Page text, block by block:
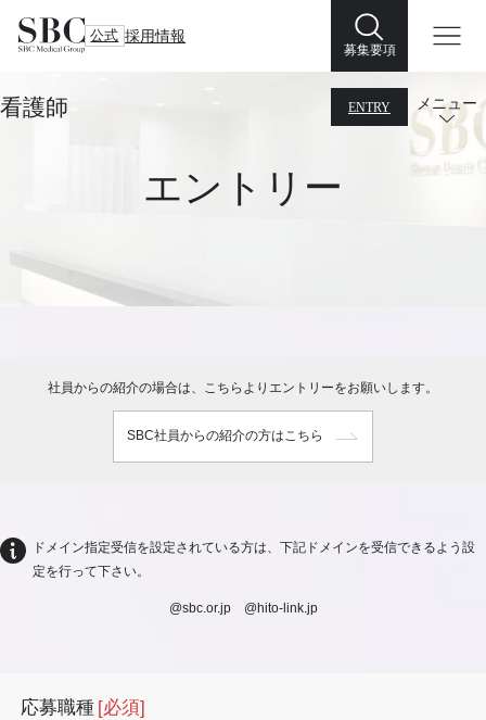
公式 採用情報
募集要項
看護師 ENTRY メニュー
エントリー
社員からの紹介の場合は、こちらよりエントリーをお願いします。
SBC社員からの紹介の方はこちら
ドメイン指定受信を設定されている方は、下記ドメインを受信できるよう設
定を行って下さい。
@sbc.or.jp @hito-link.jp
応募職種 [必須]